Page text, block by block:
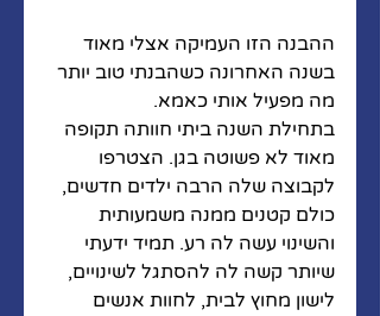
ההבנה הזו העמיקה אצלי מאוד
בשנה האחרונה כשהבנתי טוב יותר
מה מפעיל אותי כאמא.
בתחילת השנה ביתי חוותה תקופה
מאוד לא פשוטה בגן. הצטרפו
לקבוצה שלה הרבה ילדים חדשים,
כולם קטנים ממנה משמעותית
והשינוי עשה לה רע. תמיד ידעתי
שיותר קשה לה להסתגל לשינויים,
לישון מחוץ לבית, לחוות אנשים